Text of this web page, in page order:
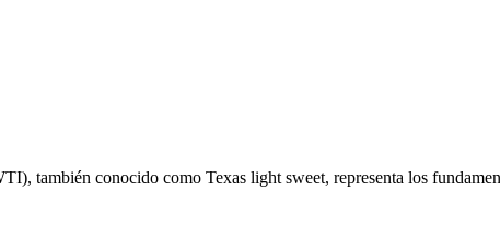
también conocido como Texas light sweet, representa los